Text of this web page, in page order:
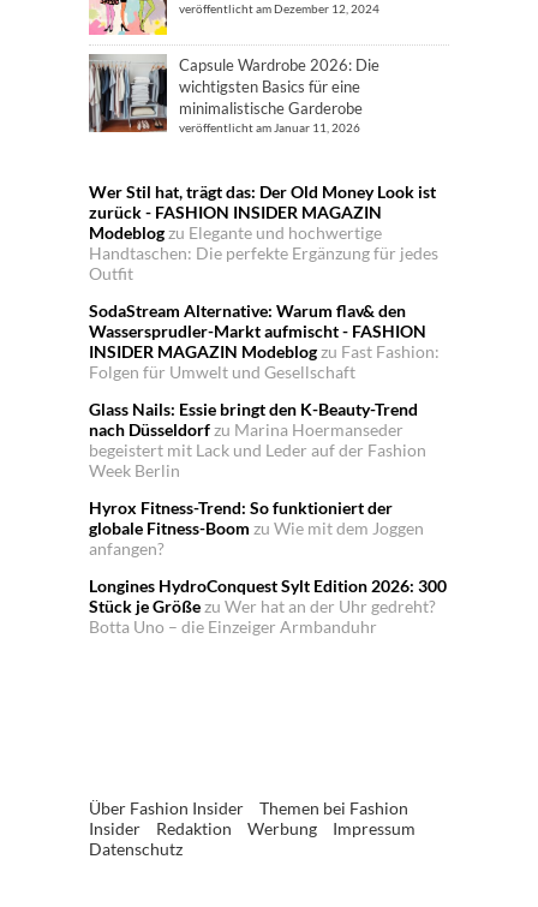
veröffentlicht am Dezember 12, 2024
Capsule Wardrobe 2026: Die
wichtigsten Basics für eine
minimalistische Garderobe
veröffentlicht am Januar 11, 2026
Wer Stil hat, trägt das: Der Old Money Look ist
zurück - FASHION INSIDER MAGAZIN
Modeblogzu Elegante und hochwertige
Handtaschen: Die perfekte Ergänzung für jedes
Outfit
SodaStream Alternative: Warum flav& den
Wassersprudler-Markt aufmischt - FASHION
INSIDER MAGAZIN Modeblogzu Fast Fashion:
Folgen für Umwelt und Gesellschaft
Glass Nails: Essie bringt den K-Beauty-Trend
nach Düsseldorfzu Marina Hoermanseder
begeistert mit Lack und Leder auf der Fashion
Week Berlin
Hyrox Fitness-Trend: So funktioniert der
globale Fitness-Boom zu Wie mit dem Joggen
anfangen?
Longines HydroConquest Sylt Edition 2026: 300
Stück je Größezu Wer hat an der Uhr gedreht?
Botta Uno – die Einzeiger Armbanduhr
Über Fashion Insider
Themen bei Fashion
Insider
Redaktion Werbung
Impressum
Datenschutz